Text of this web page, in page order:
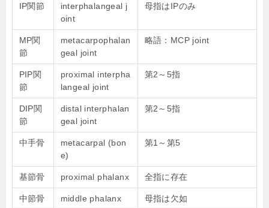
IP関節
interphalangeal j
oint
母指はIPのみ
MP関
節
metacarpophalan
geal joint
略語：MCP joint
PIP関
節
proximal interpha
langeal joint
第2～5指
DIP関
節
distal interphalan
geal joint
第2～5指
中手骨
metacarpal (bon
e)
第1～第5
基節骨 proximal phalanx 全指に存在
中節骨 middle phalanx 母指は欠如